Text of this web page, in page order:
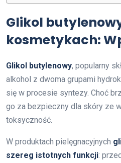
Glikol
kosmetykach:
Glikol butylenowy, popularny
alkohol z dwoma grupami
się w procesie syntezy. Choć
go za bezpieczny dla skóry ze
toksyczność.
W produktach pielęgnacyjnych
szereg istotnych funkcji: